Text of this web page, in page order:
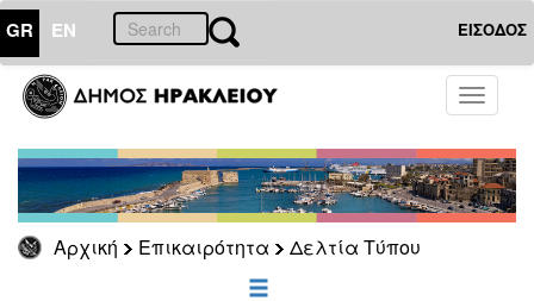
GR EN ΕΙΣΟΔΟΣ
Toggle
Αρχική Επικαιρότητα Δελτία Τύπου
ΕΠΙΚΑΙΡΟΤΗΤΑ
Τύπου
Αρχείο